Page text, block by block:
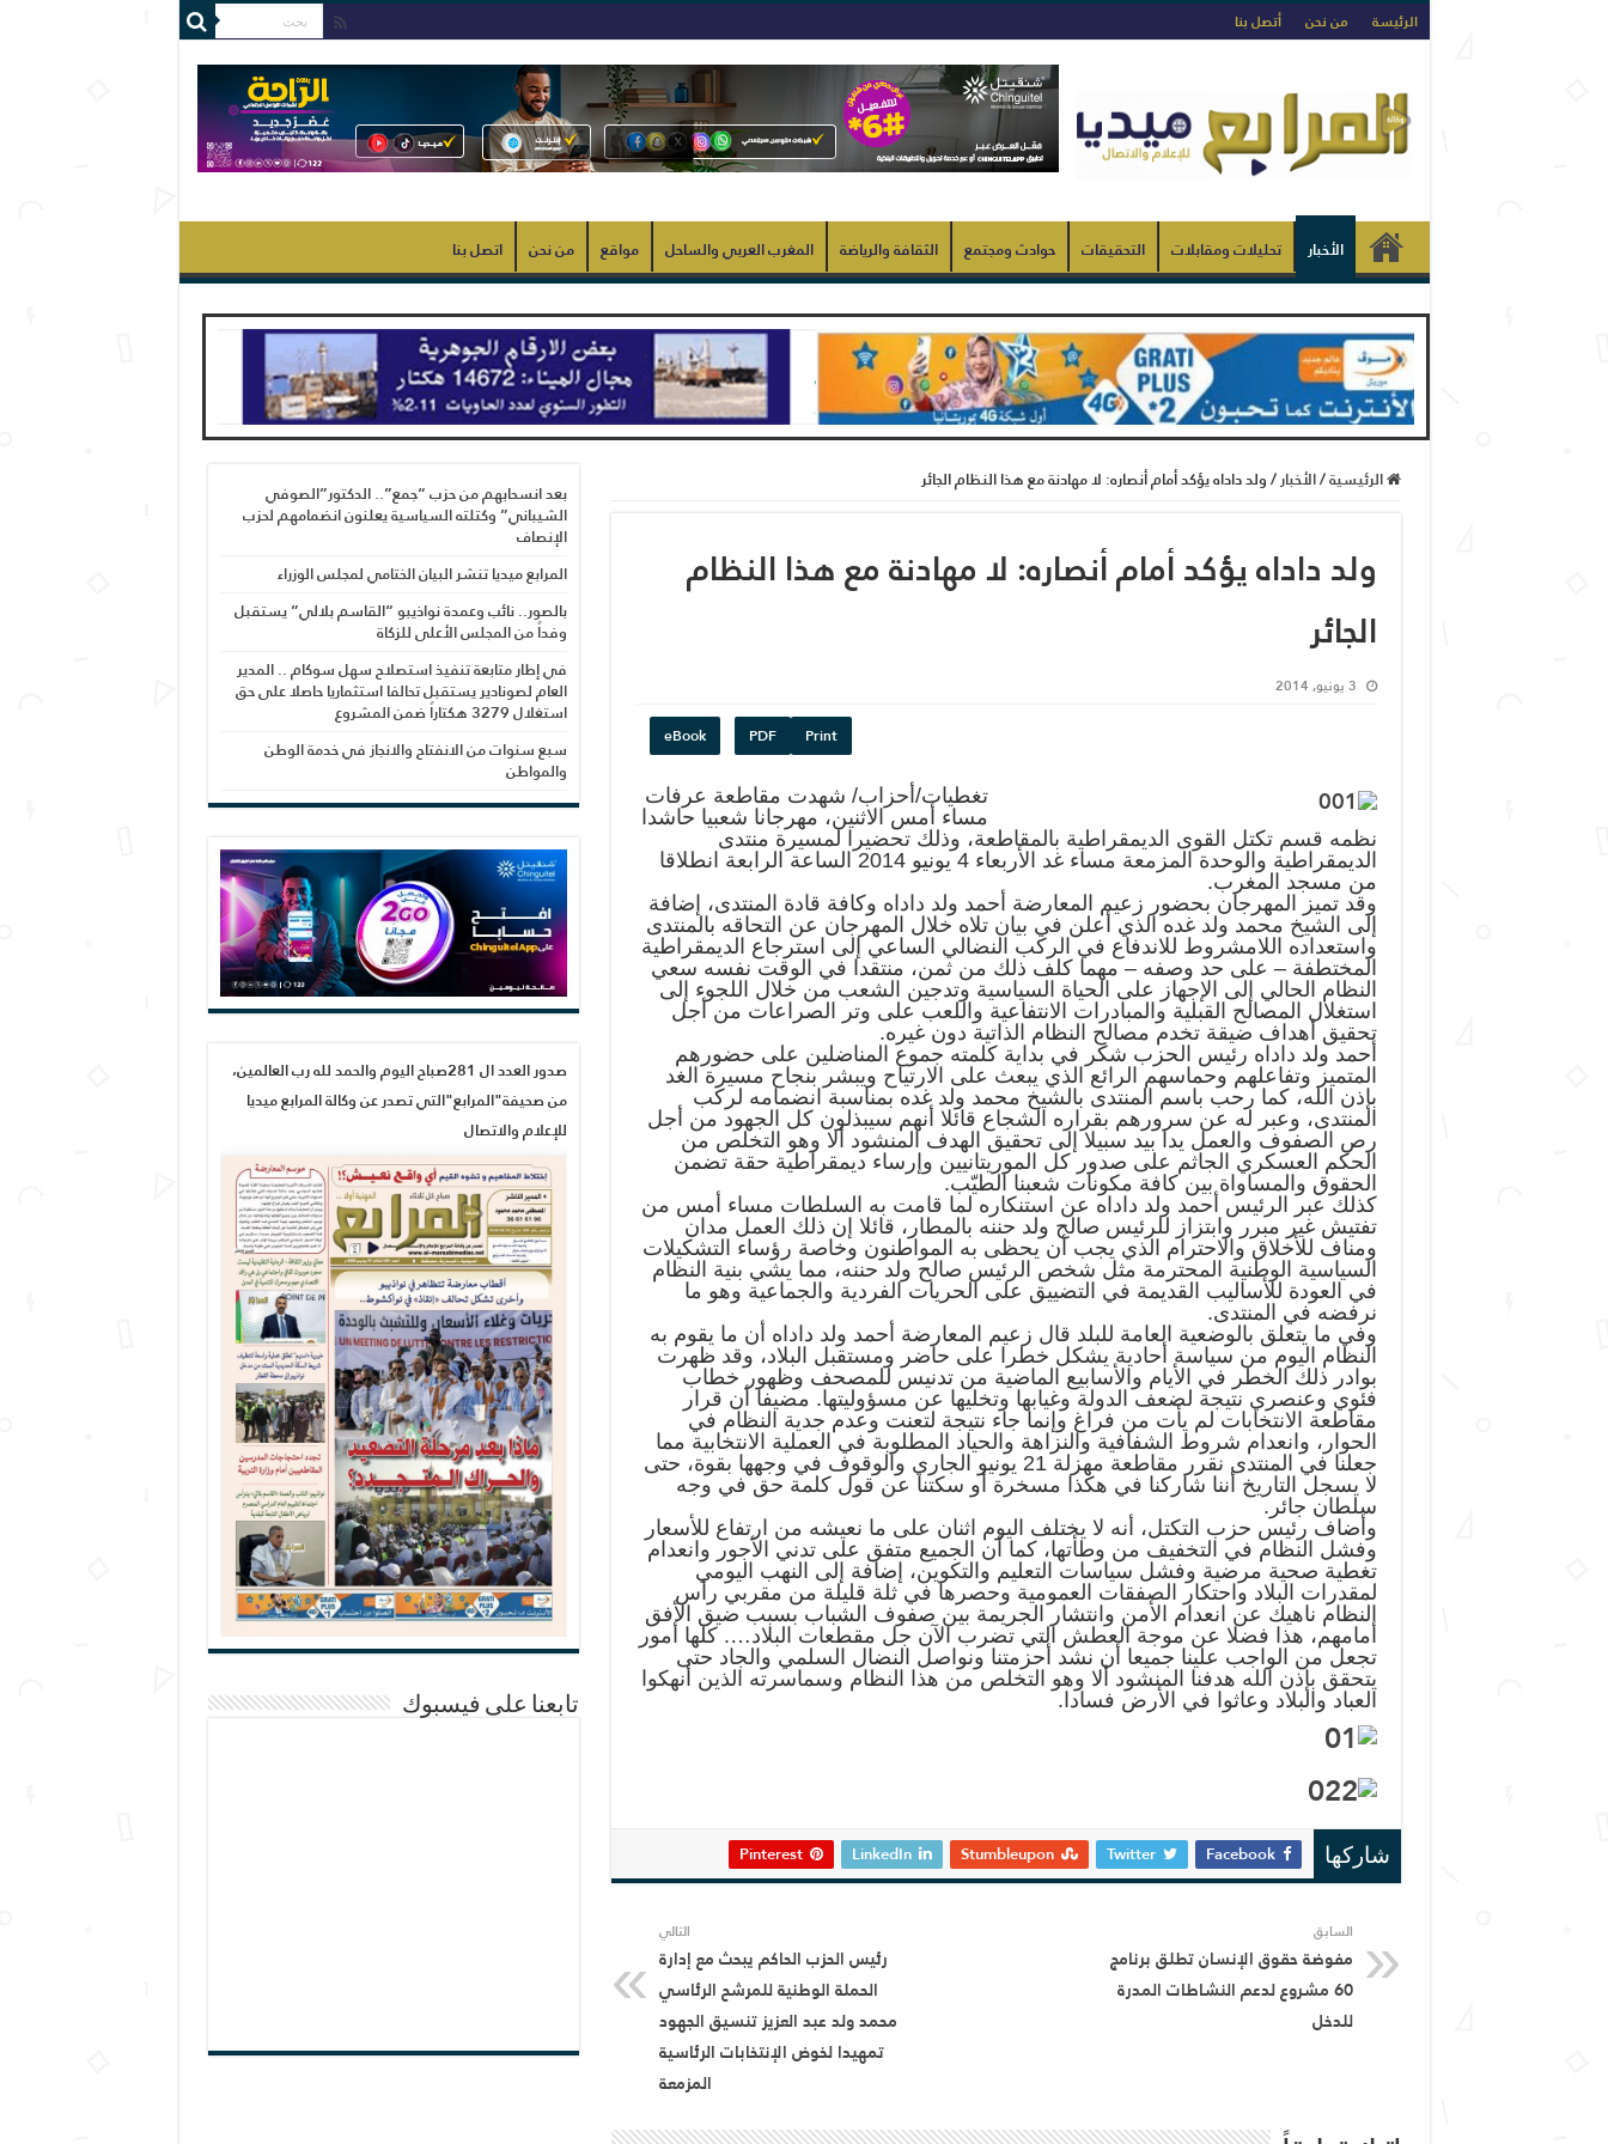
الرئيسة من نحن أتصل بنا
الأخبار تحليلات ومقابلات التحقيقات حوادث ومجتمع الثقافة والرياضة المغرب العربي والساحل مواقع من نحن اتصل بنا
الرئيسية/الأخبار/ولد داداه يؤكد أمام أنصاره: لا مهادنة مع هذا النظام الجائر
ولد داداه يؤكد أمام أنصاره: لا مهادنة مع هذا النظام
الجائر
3 يونيو, 2014
Print
PDF
eBook
تغطيات/أحزاب/ شهدت مقاطعة عرفات
مساء أمس الاثنين، مهرجانا شعبيا حاشدا
نظمه قسم تكتل القوى الديمقراطية بالمقاطعة، وذلك تحضيرا لمسيرة منتدى
الديمقراطية والوحدة المزمعة مساء غد الأربعاء 4 يونيو 2014 الساعة الرابعة انطلاقا
من مسجد المغرب.
وقد تميز المهرجان بحضور زعيم المعارضة أحمد ولد داداه وكافة قادة المنتدى، إضافة
إلى الشيخ محمد ولد غده الذي أعلن في بيان تلاه خلال المهرجان عن التحاقه بالمنتدى
واستعداده اللامشروط للاندفاع في الركب النضالي الساعي إلى استرجاع الديمقراطية
المختطفة – على حد وصفه – مهما كلف ذلك من ثمن، منتقدا في الوقت نفسه سعي
النظام الحالي إلى الإجهاز على الحياة السياسية وتدجين الشعب من خلال اللجوء إلى
استغلال المصالح القبلية والمبادرات الانتفاعية واللعب على وتر الصراعات من أجل
تحقيق أهداف ضيقة تخدم مصالح النظام الذاتية دون غيره.
أحمد ولد داداه رئيس الحزب شكر في بداية كلمته جموع المناضلين على حضورهم
المتميز وتفاعلهم وحماسهم الرائع الذي يبعث على الارتياح ويبشر بنجاح مسيرة الغد
بإذن الله، كما رحب باسم المنتدى بالشيخ محمد ولد غده بمناسبة انضمامه لركب
المنتدى، وعبر له عن سرورهم بقراره الشجاع قائلا أنهم سيبذلون كل الجهود من أجل
رص الصفوف والعمل يدا بيد سبيلا إلى تحقيق الهدف المنشود ألا وهو التخلص من
الحكم العسكري الجاثم على صدور كل الموريتانيين وإرساء ديمقراطية حقة تضمن
الحقوق والمساواة بين كافة مكونات شعبنا الطيّب.
كذلك عبر الرئيس أحمد ولد داداه عن استنكاره لما قامت به السلطات مساء أمس من
تفتيش غير مبرر وابتزاز للرئيس صالح ولد حننه بالمطار، قائلا إن ذلك العمل مدان
ومناف للأخلاق والاحترام الذي يجب أن يحظى به المواطنون وخاصة رؤساء التشكيلات
السياسية الوطنية المحترمة مثل شخص الرئيس صالح ولد حننه، مما يشي بنية النظام
في العودة للأساليب القديمة في التضييق على الحريات الفردية والجماعية وهو ما
نرفضه في المنتدى.
وفي ما يتعلق بالوضعية العامة للبلد قال زعيم المعارضة أحمد ولد داداه أن ما يقوم به
النظام اليوم من سياسة أحادية يشكل خطرا على حاضر ومستقبل البلاد، وقد ظهرت
بوادر ذلك الخطر في الأيام والأسابيع الماضية من تدنيس للمصحف وظهور خطاب
فئوي وعنصري نتيجة لضعف الدولة وغيابها وتخليها عن مسؤوليتها. مضيفا أن قرار
مقاطعة الانتخابات لم يأت من فراغ وإنما جاء نتيجة لتعنت وعدم جدية النظام في
الحوار، وانعدام شروط الشفافية والنزاهة والحياد المطلوبة في العملية الانتخابية مما
جعلنا في المنتدى نقرر مقاطعة مهزلة 21 يونيو الجاري والوقوف في وجهها بقوة، حتى
لا يسجل التاريخ أننا شاركنا في هكذا مسخرة أو سكتنا عن قول كلمة حق في وجه
سلطان جائر.
وأضاف رئيس حزب التكتل، أنه لا يختلف اليوم اثنان على ما نعيشه من ارتفاع للأسعار
وفشل النظام في التخفيف من وطأتها، كما أن الجميع متفق على تدني الأجور وانعدام
تغطية صحية مرضية وفشل سياسات التعليم والتكوين، إضافة إلى النهب اليومي
لمقدرات البلاد واحتكار الصفقات العمومية وحصرها في ثلة قليلة من مقربي رأس
النظام ناهيك عن انعدام الأمن وانتشار الجريمة بين صفوف الشباب بسبب ضيق الأفق
أمامهم، هذا فضلا عن موجة العطش التي تضرب الآن جل مقطعات البلاد…. كلها أمور
تجعل من الواجب علينا جميعا أن نشد أحزمتنا ونواصل النضال السلمي والجاد حتى
يتحقق بإذن الله هدفنا المنشود ألا وهو التخلص من هذا النظام وسماسرته الذين أنهكوا
العباد والبلاد وعاثوا في الأرض فسادا.
شاركها Facebook
Twitter
Stumbleupon
LinkedIn
Pinterest
السابق
مفوضة حقوق الإنسان تطلق برنامج
60 مشروع لدعم النشاطات المدرة
للدخل
التالي
رئيس الحزب الحاكم يبحث مع إدارة
الحملة الوطنية للمرشح الرئاسي
محمد ولد عبد العزيز تنسيق الجهود
تمهيدا لخوض الإنتخابات الرئاسية
المزمعة
بعد انسحابهم من حزب “جمع”.. الدكتور”الصوفي
الشيباني” وكتلته السياسية يعلنون انضمامهم لحزب
الإنصاف
المرابع ميديا تنشر البيان الختامي لمجلس الوزراء
بالصور.. نائب وعمدة نواذيبو “القاسم بلالي” يستقبل
وفداً من المجلس الأعلى للزكاة
في إطار متابعة تنفيذ استصلاح سهل سوكام .. المدير
العام لصونادير يستقبل تحالفا استثماريا حاصلا على حق
استغلال 3279 هكتاراً ضمن المشروع
سبع سنوات من الانفتاح والانجاز في خدمة الوطن
والمواطن
صدور العدد ال 281صباح اليوم والحمد لله رب العالمين،
من صحيفة"المرابع"التي تصدر عن وكالة المرابع ميديا
للإعلام والاتصال
تابعنا على فيسبوك